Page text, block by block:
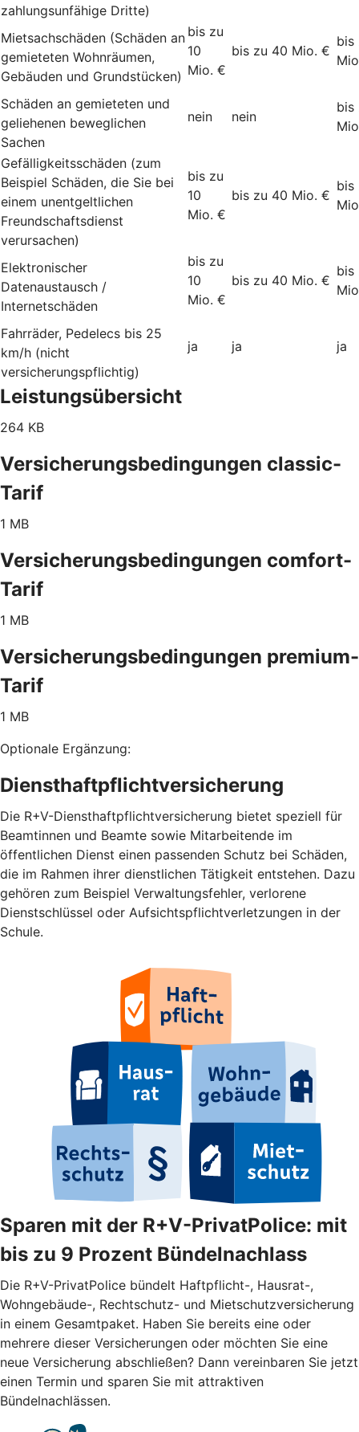
zahlungsunfähige Dritte)
Mietsachschäden (Schäden an
gemieteten Wohnräumen,
Gebäuden und Grundstücken)
bis zu
10
Mio. €
bis zu 40 Mio. €
bis
Schäden an gemieteten und
geliehenen beweglichen
Sachen
nein nein
bis
Gefälligkeitsschäden (zum
Beispiel Schäden, die Sie bei
einem unentgeltlichen
Freundschaftsdienst
verursachen)
bis zu
10
Mio. €
bis zu 40 Mio. €
bis
Elektronischer
Datenaustausch /
Internetschäden
bis zu
10
Mio. €
bis zu 40 Mio. €
bis
Fahrräder, Pedelecs bis 25
km/h (nicht
versicherungspflichtig)
ja ja ja
Leistungsübersicht
264 KB
Versicherungsbedingungen classic-
Tarif
1 MB
Versicherungsbedingungen comfort-
Tarif
1 MB
Versicherungsbedingungen premium-
Tarif
1 MB
Optionale Ergänzung:
Diensthaftpflichtversicherung
Die R+V-Diensthaftpflichtversicherung bietet speziell für
Beamtinnen und Beamte sowie Mitarbeitende im
öffentlichen Dienst einen passenden Schutz bei Schäden,
die im Rahmen ihrer dienstlichen Tätigkeit entstehen. Dazu
gehören zum Beispiel Verwaltungsfehler, verlorene
Dienstschlüssel oder Aufsichtspflichtverletzungen in der
Schule.
Sparen mit der R+V-PrivatPolice: mit
bis zu 9 Prozent Bündelnachlass
Die R+V-PrivatPolice bündelt Haftpflicht-, Hausrat-,
Wohngebäude-, Rechtschutz- und Mietschutzversicherung
in einem Gesamtpaket. Haben Sie bereits eine oder
mehrere dieser Versicherungen oder möchten Sie eine
neue Versicherung abschließen? Dann vereinbaren Sie jetzt
einen Termin und sparen Sie mit attraktiven
Bündelnachlässen.